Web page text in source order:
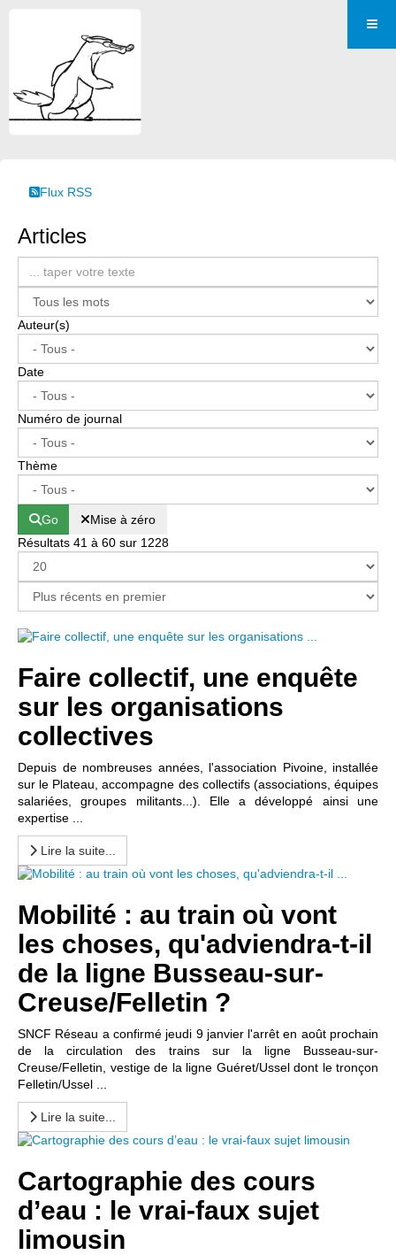
Flux RSS
Articles
Auteur(s)
Date
Numéro de journal
Thème
Go
Mise à zéro
Résultats 41 à 60 sur 1228
Faire collectif, une enquête
sur les organisations
collectives
Depuis de nombreuses années, l'association Pivoine, installée
sur le Plateau, accompagne des collectifs (associations, équipes
salariées, groupes militants...). Elle a développé ainsi une
expertise ...
Lire la suite...
Mobilité : au train où vont
les choses, qu'adviendra-t-il
de la ligne Busseau-sur-
Creuse/Felletin ?
SNCF Réseau a confirmé jeudi 9 janvier l'arrêt en août prochain
de la circulation des trains sur la ligne Busseau-sur-
Creuse/Felletin, vestige de la ligne Guéret/Ussel dont le tronçon
Felletin/Ussel ...
Lire la suite...
Cartographie des cours
d’eau : le vrai-faux sujet
limousin